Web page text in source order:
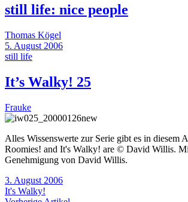
still life: nice people
Thomas Kögel
5. August 2006
still life
It’s Walky! 25
Frauke
Alles Wissenswerte zur Serie gibt es in diesem
Roomies! and It's Walky! are © David Willis.
Genehmigung von David Willis.
3. August 2006
It's Walky!